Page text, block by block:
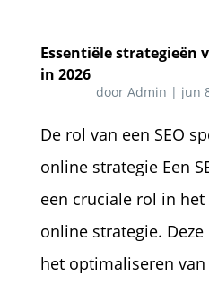
Essentiële strategieën
in 2026
door Admin | jun
De rol van een SEO
online strategie Een
een cruciale rol in
online strategie.
het optimaliseren